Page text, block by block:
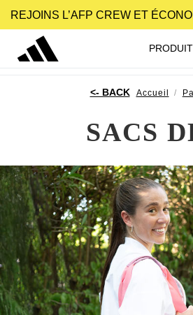
REJOINS L’AFP CREW ET
Accueil
SACS